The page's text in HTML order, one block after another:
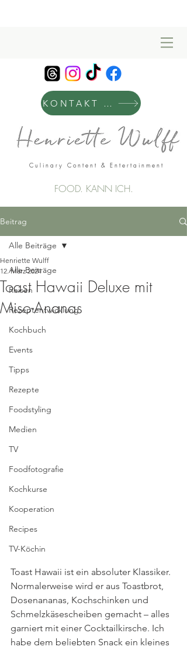
KONTAKT & MANAGEMENT
Culinary Content & Entertainment
FOOD. KANN ICH.
Beitrag
Alle Beiträge
Reisen
Rezeptentwicklung
Kochbuch
Events
Tipps
Rezepte
Foodstyling
Medien
TV
Foodfotografie
Kochkurse
Kooperation
Recipes
TV-Köchin
Alle Beiträge
Toast Hawaii Deluxe mit
Miso-Ananas
Henriette Wulff
12. März 2024
Toast Hawaii ist ein absoluter Klassiker.
Normalerweise wird er aus Toastbrot,
Dosenananas, Kochschinken und
Schmelzkäsescheiben gemacht – alles
garniert mit einer Cocktailkirsche. Ich
habe dem beliebten Snack ein kleines